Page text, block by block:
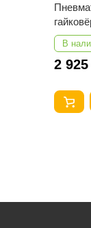
В
1